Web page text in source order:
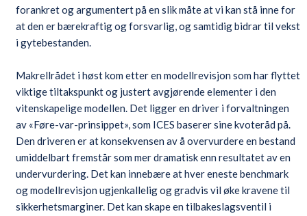
forankret og argumentert på en slik måte at vi kan stå inne for
at den er bærekraftig og forsvarlig, og samtidig bidrar til vekst
i gytebestanden.
Makrellrådet i høst kom etter en modellrevisjon som har flyttet
viktige tiltakspunkt og justert avgjørende elementer i den
vitenskapelige modellen. Det ligger en driver i forvaltningen
av «Føre-var-prinsippet», som ICES baserer sine kvoteråd på.
Den driveren er at konsekvensen av å overvurdere en bestand
umiddelbart fremstår som mer dramatisk enn resultatet av en
undervurdering. Det kan innebære at hver eneste benchmark
og modellrevisjon ugjenkallelig og gradvis vil øke kravene til
sikkerhetsmarginer. Det kan skape en tilbakeslagsventil i